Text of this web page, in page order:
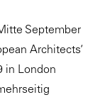
September
Architects’
in London